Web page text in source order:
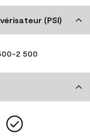
(PSI)
2 500